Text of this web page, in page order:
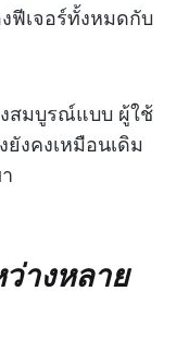
ฟีเจอร์ทั้งหมดกับ
สมบูรณ์แบบ ผู้ใช้
งคงเหมือนเดิม
างหลาย